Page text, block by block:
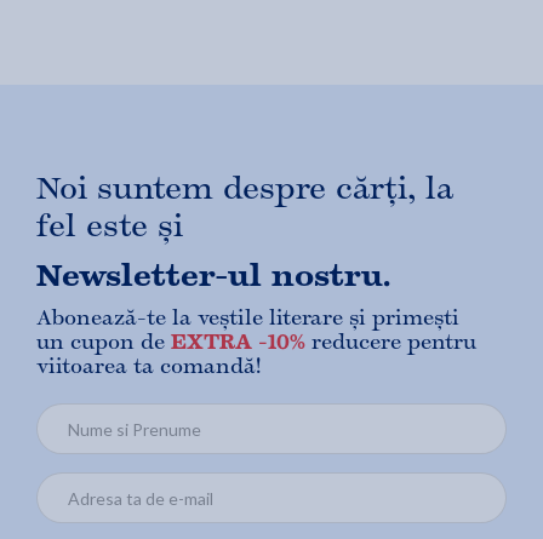
Noi suntem despre cărți, la
fel este și
Newsletter-ul nostru.
Abonează-te la veștile literare și primești
un cupon de EXTRA -10% reducere pentru
viitoarea ta comandă!